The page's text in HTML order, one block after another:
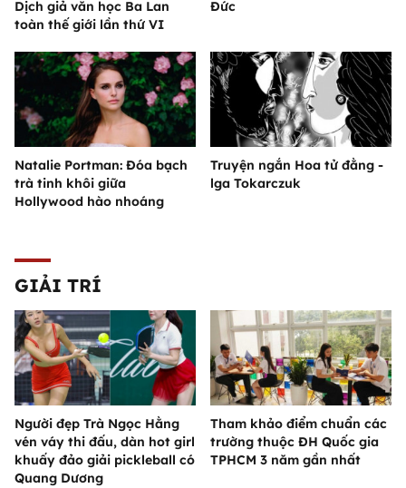
Dịch giả văn học Ba Lan
toàn thế giới lần thứ VI
Đức
Natalie Portman: Đóa bạch
trà tinh khôi giữa
Hollywood hào nhoáng
Truyện ngắn Hoa tử đằng -
lga Tokarczuk
GIẢI TRÍ
Người đẹp Trà Ngọc Hằng
vén váy thi đấu, dàn hot girl
khuấy đảo giải pickleball có
Quang Dương
Tham khảo điểm chuẩn các
trường thuộc ĐH Quốc gia
TPHCM 3 năm gần nhất